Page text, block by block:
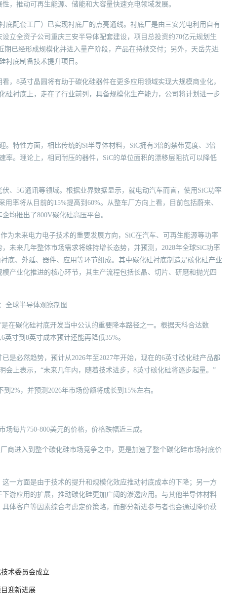
，推动可再生能源、储能和大容量快速充电领域发展。
底配套工厂）已实现衬底厂的点亮通线。衬底厂是由三安光电利用自有
立全资子公司重庆三安半导体配套建设，项目总投资约70亿元规划生
期已经形成规模化并进入量产阶段，产品在持续交付；另外，天岳先进
衬底制备技术提升项目。
，8英寸晶圆将有助于碳化硅器件在更多应用领域实现大规模商业化，
硅衬底上，走在了行业前列，具备规模化生产能力，公司将计划进一步
。特性方面，相比传统的Si半导体材料，SiC拥有3倍的禁带宽度、3倍
率。理论上，相同耐压的器件，SiC的单位面积的漂移层阻抗可以降低
、5G通讯等领域。根据业界数据显示，就电动汽车而言，使用SiC功率
率将从目前的15%提高到60%。从整车厂方向上看，目前包括蔚来、
均推出了800V碳化硅高压平台。
为未来电力电子技术的重要发展方向，SiC在汽车、可再生能源等功率
未来几年整体市场需求将维持增长态势，并预测，2028年全球SiC功率
底、外延、器件、应用等环节组成。其中碳化硅衬底制造是碳化硅产业
产业化推进的核心环节，其生产流程包括长晶、切片、研磨和抛光四
全球半导体观察制图
在碳化硅衬底开发当中公认的重要降本路径之一。根据天科合达数
寸到8英寸成本预计还能再降低35%。
是必然趋势，预计从2026年至2027年开始，现在的6英寸碳化硅产品都
会上表示，“未来几年内，随着技术进步，8英寸碳化硅将逐步起量。”
2%，并预测2026年市场份额将成长到15%左右。
每片750-800美元的价格，价格跌幅近三成。
商进入到整个碳化硅市场竞争之中，更是加速了整个碳化硅市场衬底价
一方面是由于技术的提升和规模化效应推动衬底成本的下降；另一方
游应用的扩展，推动碳化硅更加广阔的渗透应用。与其他半导体材料
体客户等因素综合考虑定价策略，而部分新进参与者也会通过降价获
术委员会成立
迎新进展